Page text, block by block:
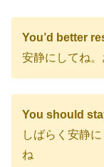
You’d better
安静にしてね。
You should
しばらく安静
ね